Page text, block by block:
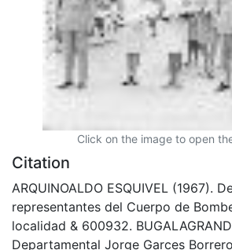
Click on the image to open
Citation
ARQUINOALDO ESQUIVEL (1967).
representantes del Cuerpo de
localidad & 600932.
Departamental Jorge Garces